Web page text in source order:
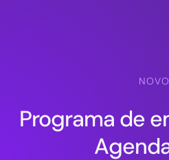
NOVO
Programa de